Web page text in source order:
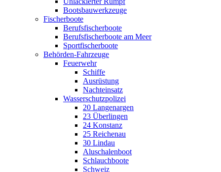
Bootsbauwerkzeuge
Fischerboote
Berufsfischerboote
Berufsfischerboote am Meer
Sportfischerboote
Behörden-Fahrzeuge
Feuerwehr
Schiffe
Ausrüstung
Nachteinsatz
Wasserschutzpolizei
20 Langenargen
23 Überlingen
24 Konstanz
25 Reichenau
30 Lindau
Aluschalenboot
Schlauchboote
Schweiz